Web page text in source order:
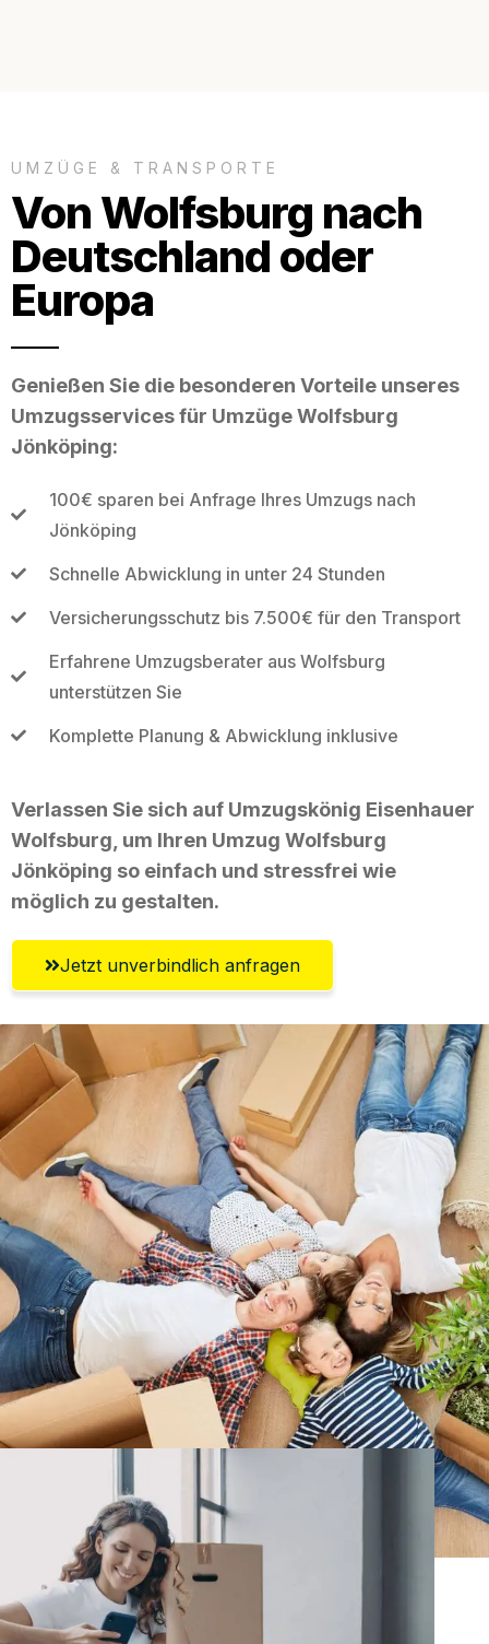
UMZÜGE & TRANSPORTE
Von Wolfsburg nach
Deutschland oder
Europa
Genießen Sie die besonderen Vorteile unseres
Umzugsservices für Umzüge Wolfsburg
Jönköping:
100€ sparen bei Anfrage Ihres Umzugs nach
Jönköping
Schnelle Abwicklung in unter 24 Stunden
Versicherungsschutz bis 7.500€ für den Transport
Erfahrene Umzugsberater aus Wolfsburg
unterstützen Sie
Komplette Planung & Abwicklung inklusive
Verlassen Sie sich auf Umzugskönig Eisenhauer
Wolfsburg, um Ihren Umzug Wolfsburg
Jönköping so einfach und stressfrei wie
möglich zu gestalten.
Jetzt unverbindlich anfragen